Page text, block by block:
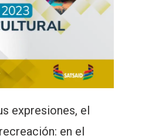
expresiones, el
en el